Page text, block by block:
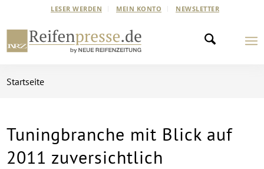
LESER WERDEN MEIN KONTO NEWSLETTER
Startseite
Tuningbranche mit Blick auf
2011 zuversichtlich